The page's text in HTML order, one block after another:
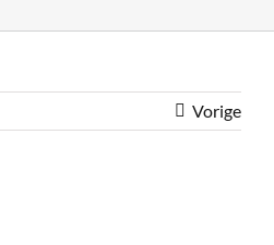
Vorige